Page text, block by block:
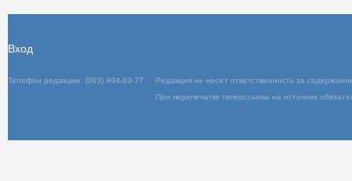
Телефон редакции: (063) 994-63-77
При